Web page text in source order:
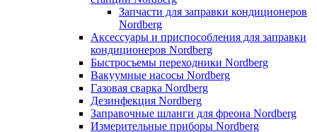
Запчасти для заправки кондиционеров
Nordberg
Аксессуары и приспособления для заправки
кондиционеров Nordberg
Быстросъемы переходники Nordberg
Вакуумные насосы Nordberg
Газовая сварка Nordberg
Дезинфекция Nordberg
Заправочные шланги для фреона Nordberg
Измерительные приборы Nordberg